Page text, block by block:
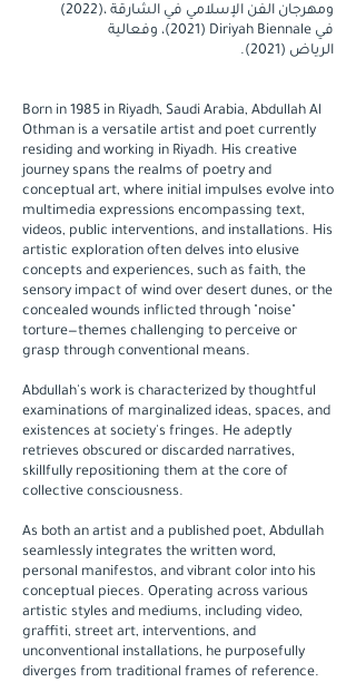
(2022)، ومهرجان الفن الإسلامي في الشارقة
(2021)، وفعالية Diriyah Biennale في
.(2021) الرياض
Born in 1985 in Riyadh, Saudi Arabia, Abdullah Al
Othman is a versatile artist and poet currently
residing and working in Riyadh. His creative
journey spans the realms of poetry and
conceptual art, where initial impulses evolve into
multimedia expressions encompassing text,
videos, public interventions, and installations. His
artistic exploration often delves into elusive
concepts and experiences, such as faith, the
sensory impact of wind over desert dunes, or the
concealed wounds inflicted through "noise"
torture—themes challenging to perceive or
grasp through conventional means.
Abdullah's work is characterized by thoughtful
examinations of marginalized ideas, spaces, and
existences at society's fringes. He adeptly
retrieves obscured or discarded narratives,
skillfully repositioning them at the core of
collective consciousness.
As both an artist and a published poet, Abdullah
seamlessly integrates the written word,
personal manifestos, and vibrant color into his
conceptual pieces. Operating across various
artistic styles and mediums, including video,
graffiti, street art, interventions, and
unconventional installations, he purposefully
diverges from traditional frames of reference.